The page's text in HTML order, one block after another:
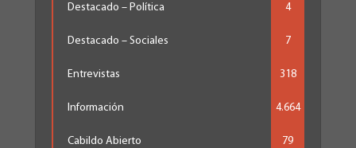
Destacado – Política 4
Destacado – Sociales 7
Entrevistas 318
Información 4.664
Cabildo Abierto 79